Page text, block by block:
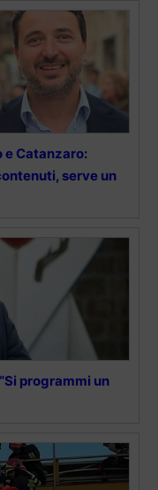
e Catanzaro:
serve un
programmi un